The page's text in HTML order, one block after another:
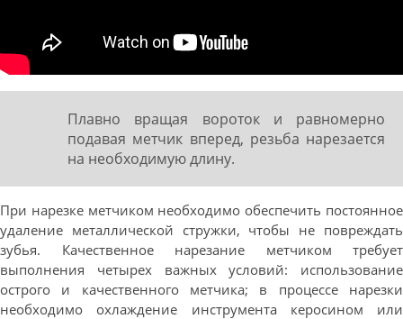
Плавно вращая вороток и равномерно
подавая метчик вперед, резьба нарезается
на необходимую длину.
При нарезке метчиком необходимо обеспечить постоянное
удаление металлической стружки, чтобы не повреждать
зубья. Качественное нарезание метчиком требует
выполнения четырех важных условий: использование
острого и качественного метчика; в процессе нарезки
необходимо охлаждение инструмента керосином или